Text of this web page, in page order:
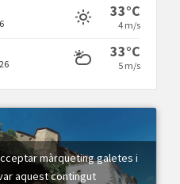
Font. Hit parit
33°C
4 m/s
33°C
5 m/s
màrqueting galetes i
aquest contingut